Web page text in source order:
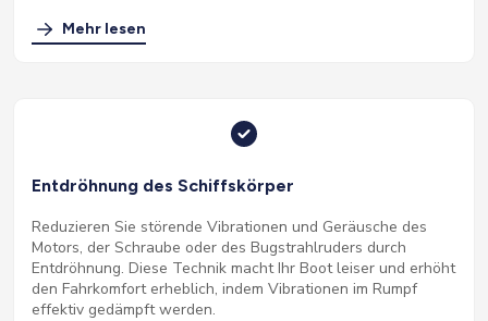
Mehr lesen
Entdröhnung des Schiffskörper
Reduzieren Sie störende Vibrationen und Geräusche des
Motors, der Schraube oder des Bugstrahlruders durch
Entdröhnung. Diese Technik macht Ihr Boot leiser und erhöht
den Fahrkomfort erheblich, indem Vibrationen im Rumpf
effektiv gedämpft werden.